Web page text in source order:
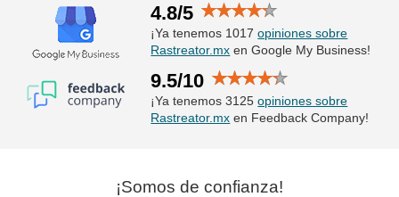
4.8/5
¡Ya tenemos 1017opiniones sobre
Rastreator.mx en Google My Business!
9.5/10
¡Ya tenemos 3125opiniones sobre
Rastreator.mx en Feedback Company!
¡Somos de confianza!